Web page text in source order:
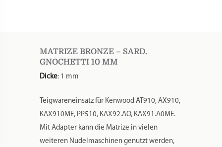
MATRIZE BRONZE – SARD.
GNOCHETTI 10 MM
Dicke: 1 mm
Teigwareneinsatz für Kenwood AT910, AX910,
KAX910ME, PP510, KAX92.AO, KAX91.A0ME.
Mit Adapter kann die Matrize in vielen
weiteren Nudelmaschinen genutzt werden,